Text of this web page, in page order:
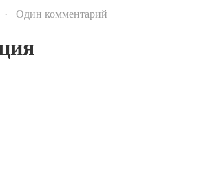
· Один комментарий